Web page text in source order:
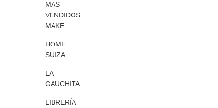
MAS
VENDIDOS
MAKE
HOME
SUIZA
LA
GAUCHITA
LIBRERÍA